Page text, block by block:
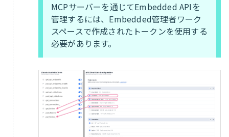
MCPサーバーを通じてEmbedded APIを
管理するには、Embedded管理者ワーク
スペースで作成されたトークンを使用する
必要があります。